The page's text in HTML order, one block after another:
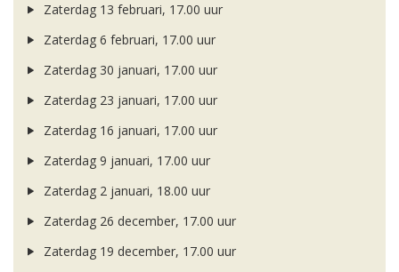
Zaterdag 13 februari, 17.00 uur
Zaterdag 6 februari, 17.00 uur
Zaterdag 30 januari, 17.00 uur
Zaterdag 23 januari, 17.00 uur
Zaterdag 16 januari, 17.00 uur
Zaterdag 9 januari, 17.00 uur
Zaterdag 2 januari, 18.00 uur
Zaterdag 26 december, 17.00 uur
Zaterdag 19 december, 17.00 uur